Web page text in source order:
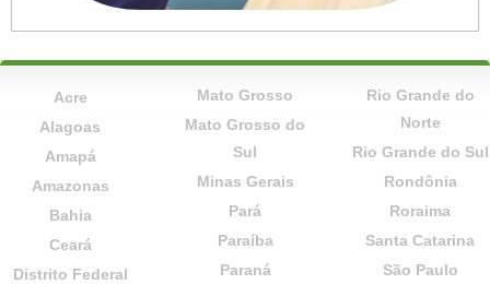
Acre
Alagoas
Amapá
Amazonas
Bahia
Ceará
Distrito Federal
Mato Grosso
Mato Grosso do
Sul
Minas Gerais
Pará
Paraíba
Paraná
Rio Grande do
Norte
Rio Grande do Sul
Rondônia
Roraima
Santa Catarina
São Paulo